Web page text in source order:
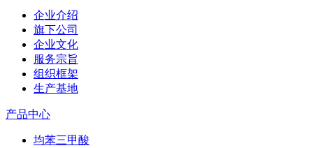
企业介绍
旗下公司
企业文化
服务宗旨
组织框架
生产基地
产品中心
均苯三甲酸